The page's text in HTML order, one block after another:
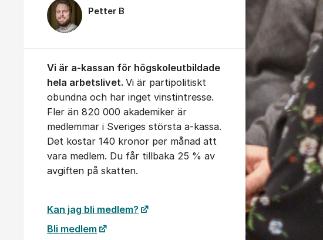
Petter B
Vi är a-kassan för högskoleutbildade
hela arbetslivet. Vi är partipolitiskt
obundna och har inget vinstintresse.
Fler än 820 000 akademiker är
medlemmar i Sveriges största a-kassa.
Det kostar 140 kronor per månad att
vara medlem. Du får tillbaka 25 % av
avgiften på skatten.
Kan jag bli medlem?
Bli medlem